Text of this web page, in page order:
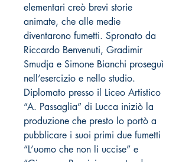
elementari creò brevi storie
animate, che alle medie
diventarono fumetti. Spronato da
Riccardo Benvenuti, Gradimir
Smudja e Simone Bianchi proseguì
nell’esercizio e nello studio.
Diplomato presso il Liceo Artistico
“A. Passaglia” di Lucca iniziò la
produzione che presto lo portò a
pubblicare i suoi primi due fumetti
“L’uomo che non li uccise” e